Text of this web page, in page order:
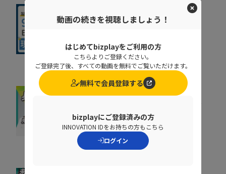
10:45
現場を見すぎて失敗…？
まないためのイロハ
京セラコミュニケーションシス
テム株式会社
07:23
札」。初心者が見落とし
がちな「資格」のワナ
株式会社うるる
動画の続きを視聴しましょう！
はじめてbizplayをご利用の方
こちらよりご登録ください。
ご登録完了後、すべての動画を無料でご覧いただけます。
無料で会員登録する
bizplayにご登録済みの方
INNOVATION IDをお持ちの方もこちら
ログイン